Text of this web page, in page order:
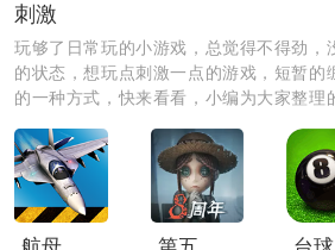
《篮球之战》游戏测评：
家可以选择适合自己的赛事，也为
交功能，一起对战多个敌人，也给
性和可玩性，操作简单易懂。
刺激
玩够了日常玩的小游戏，总觉得不得劲，
的状态，想玩点刺激一点的游戏，短暂的
的一种方式，快来看看，小编为大家整理